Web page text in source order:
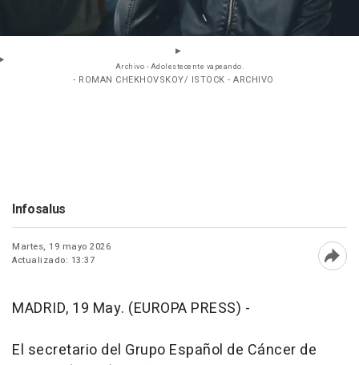
Archivo - Adolestecente vapeando.
- ROMAN CHEKHOVSKOY/ ISTOCK - ARCHIVO
Infosalus
Martes, 19 mayo 2026
Actualizado: 13:37
MADRID, 19 May. (EUROPA PRESS) -
El secretario del Grupo Español de Cáncer de